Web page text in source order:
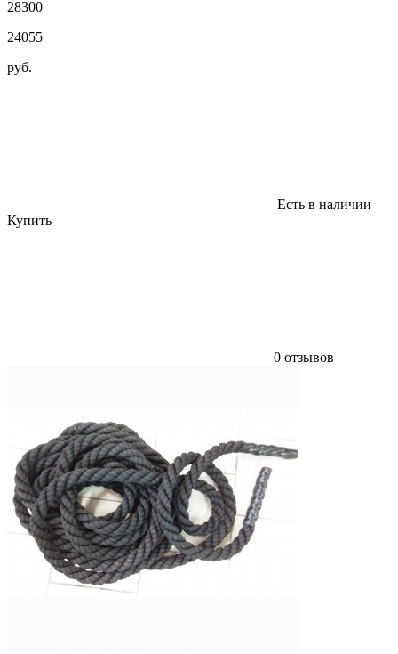
28300
24055
руб.
Есть в наличии
Купить
0 отзывов